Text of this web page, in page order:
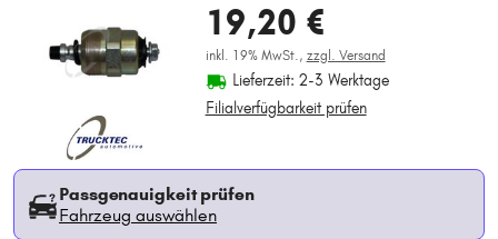
19,20 €
inkl. 19% MwSt., zzgl. Versand
Lieferzeit: 2-3 Werktage
Filialverfügbarkeit prüfen
Passgenauigkeit prüfen
Fahrzeug auswählen